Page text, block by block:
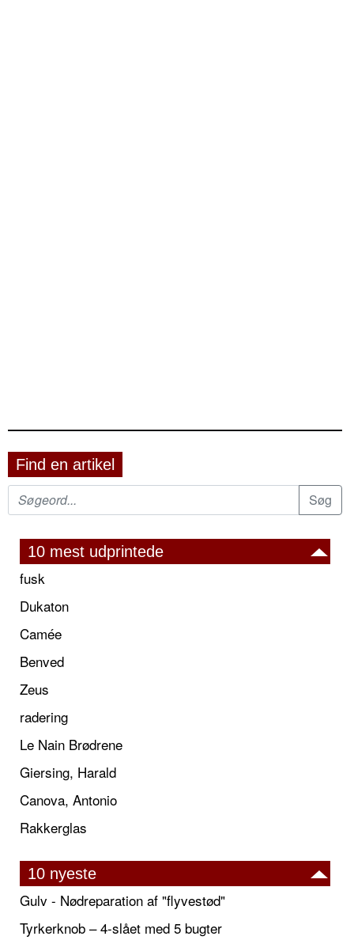
Find en artikel
10 mest udprintede
fusk
Dukaton
Camée
Benved
Zeus
radering
Le Nain Brødrene
Giersing, Harald
Canova, Antonio
Rakkerglas
10 nyeste
Gulv - Nødreparation af "flyvestød"
Tyrkerknob – 4-slået med 5 bugter